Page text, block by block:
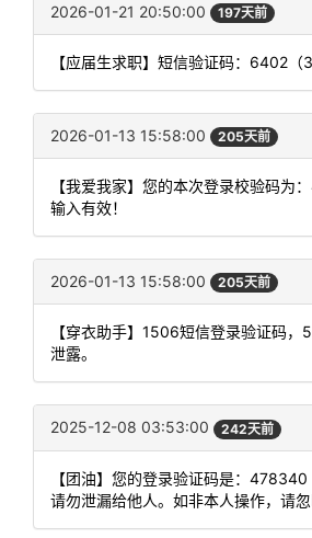
2026-01-21 20:50:00 197天前
【应届生求职】短信验证码：6402（
2026-01-13 15:58:00 205天前
【我爱我家】您的本次登录校验码为
输入有效！
2026-01-13 15:58:00 205天前
【穿衣助手】1506短信登录验证码，
泄露。
2025-12-08 03:53:00 242天前
【团油】您的登录验证码是：478340
请勿泄漏给他人。如非本人操作，请忽